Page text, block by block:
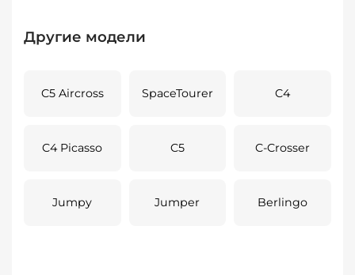
Другие модели
C5 Aircross SpaceTourer C4
C4 Picasso C5 C-Crosser
Jumpy Jumper Berlingo